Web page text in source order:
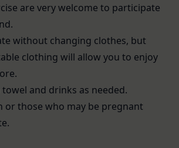
are very welcome to participate
without changing clothes, but
clothing will allow you to enjoy
and drinks as needed.
or those who may be pregnant
タマーサービスなどを当社の代理で
提供する第三者、または、当社のマ
サポートを行う第三者に対して、お
することがあります。
の連携のための共有
、Googleアカウント、Twitter
サービスとの連携または外部サービス
にあたり、当該外部サービス運営会
を提供することがあります。
録）
は、本サービスの会員登録ページか
する方法に従い、会員登録を希望する
のとします。当社に対して会員登録の
れた場合には、登録手続きにおいて
れた本人が当該申し込みを行ったも
。
録を申請した者が以下の各号のいず
当する場合は、登録を拒否すること